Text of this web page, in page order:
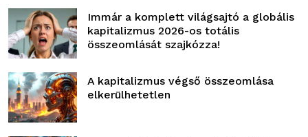
Immár a komplett világsajtó a globális
kapitalizmus 2026-os totális
összeomlását szajkózza!
A kapitalizmus végső összeomlása
elkerülhetetlen